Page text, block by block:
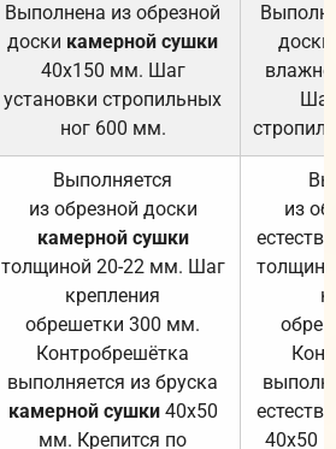
Выполнена из обрезной
доски камерной сушки
40х150 мм. Шаг
установки стропильных
ног 600 мм.
доски
Выполняется
из обрезной доски
камерной сушки
толщиной 20-22 мм. Шаг
крепления
обрешетки 300 мм.
Контробрешётка
выполняется из бруска
камерной сушки40х50
мм. Крепится по
из
40х50